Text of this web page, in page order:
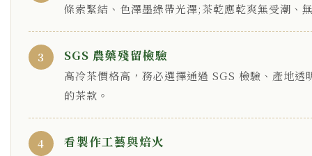
條索緊結、色澤墨綠帶光澤;茶乾應乾爽無受潮、
3 SGS 農藥殘留檢驗
高冷茶價格高，務必選擇通過 SGS 檢驗、產地透
的茶款。
4 看製作工藝與焙火